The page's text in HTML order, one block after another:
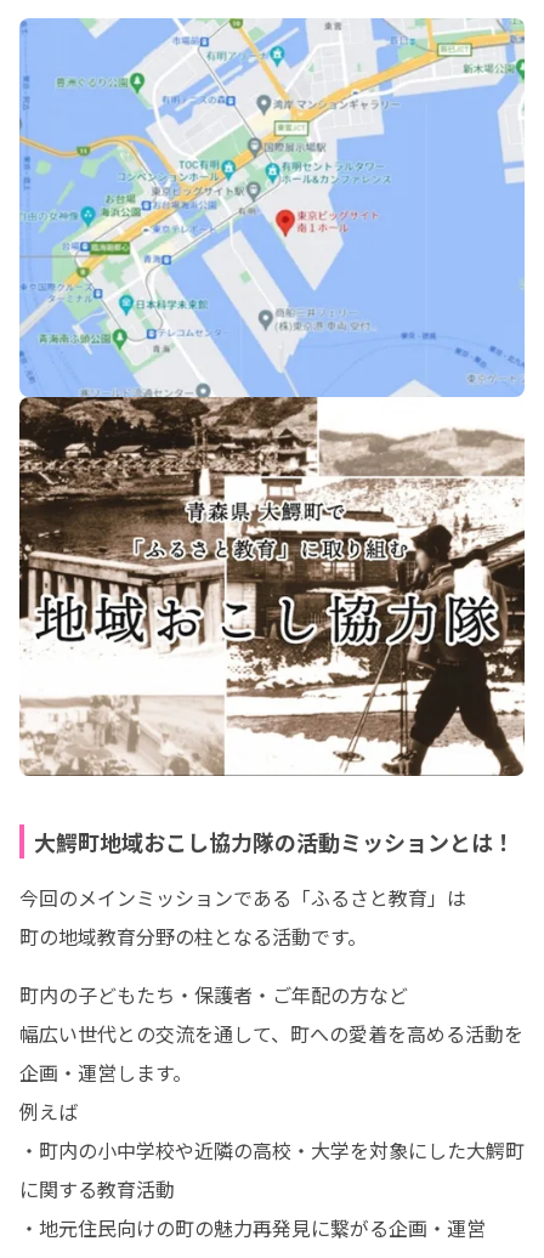
大鰐町地域おこし協力隊の活動ミッションとは！
今回のメインミッションである「ふるさと教育」は
町の地域教育分野の柱となる活動です。
町内の子どもたち・保護者・ご年配の方など
幅広い世代との交流を通して、町への愛着を高める活動を
企画・運営します。
例えば
・町内の小中学校や近隣の高校・大学を対象にした大鰐町
に関する教育活動
・地元住民向けの町の魅力再発見に繋がる企画・運営